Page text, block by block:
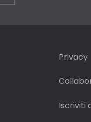
Privacy
Iscriviti